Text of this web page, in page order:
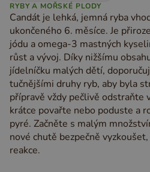
RYBY A MOŘSKÉ PLODY
Candát je lehká, jemná ryba
ukončeného 6. měsíce. Je
jódu a omega-3 mastných
růst a vývoj. Díky nižšímu
jídelníčku malých dětí,
tučnějšími druhy ryb, aby byla
přípravě vždy pečlivě odstraňte
krátce povařte nebo poduste a
pyré. Začněte s malým
nové chutě bezpečně
reakce.